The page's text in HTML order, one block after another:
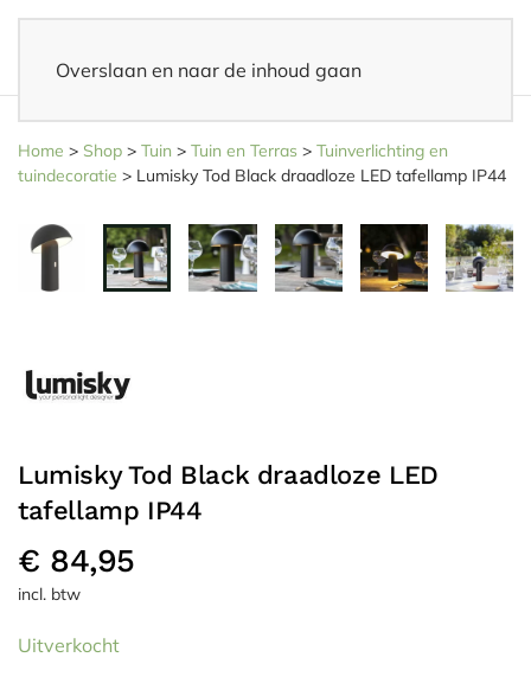
Overslaan en naar de inhoud gaan
Home > Shop > Tuin > Tuin en Terras > Tuinverlichting en
tuindecoratie > Lumisky Tod Black draadloze LED tafellamp IP44
Lumisky Tod Black draadloze LED
tafellamp IP44
€ 84,95
incl. btw
Uitverkocht